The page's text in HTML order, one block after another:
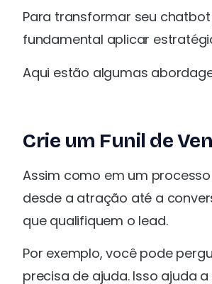
Para transformar seu
fundamental aplicar
Aqui estão algumas
Crie um Funil de
Assim como em um
desde a atração até a
que qualifiquem o lead.
Por exemplo, você pode
precisa de ajuda. Isso ajuda